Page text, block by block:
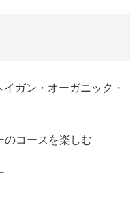
ガン・オーガニック・
のコースを楽しむ